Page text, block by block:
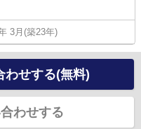
3月(築23年)
わせする(無料)
わせする